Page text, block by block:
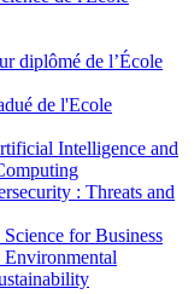
diplômé de l’École
de l'Ecole
Intelligence and
: Threats and
for Business